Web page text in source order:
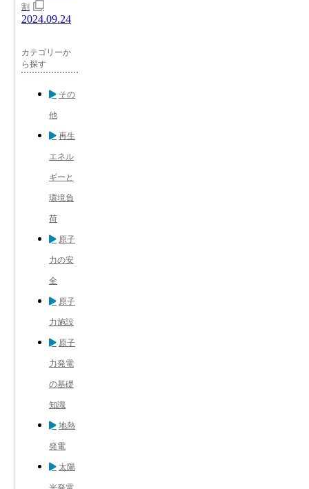
割
2024.09.24
カテゴリーか
ら探す
その
他
再生
エネル
ギーと
環境負
荷
原子
力の安
全
原子
力施設
原子
力発電
の基礎
知識
地熱
発電
太陽